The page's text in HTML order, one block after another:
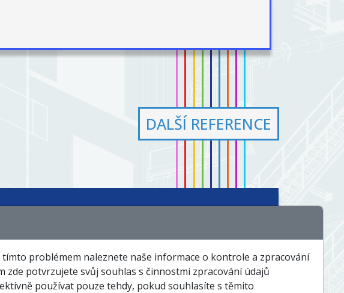
problémem naleznete naše informace o kontrole a zpracování
zde potvrzujete svůj souhlas s činnostmi zpracování údajů
používat pouze tehdy, pokud souhlasíte s těmito
DALŠÍ REFERENCE
Servis a dispečink Kontakty